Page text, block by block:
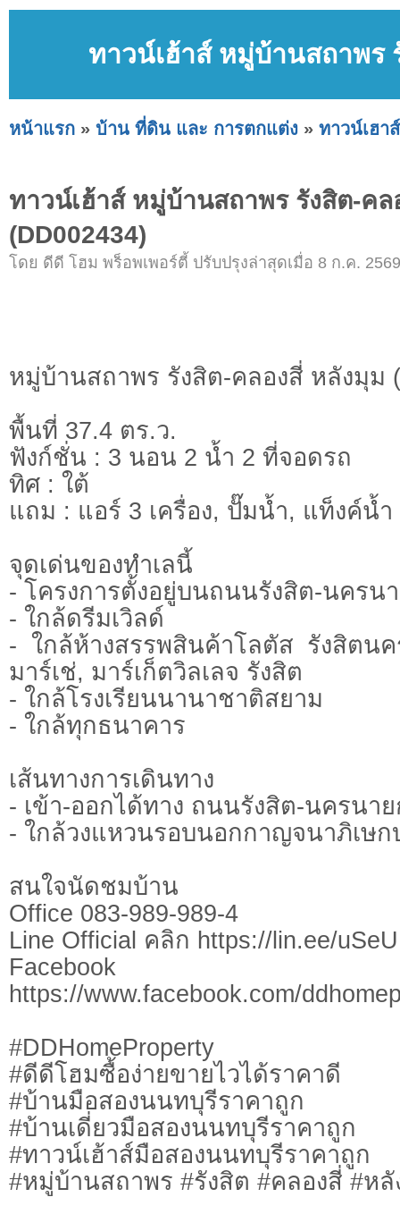
ทาวน์เฮ้าส์ หมู่บ้านสถาพร
หน้าแรก » บ้าน ที่ดิน และ การตกแต่ง » ทาวน์เฮาส์
ทาวน์เฮ้าส์ หมู่บ้านสถาพร รังสิต-ค
(DD002434)
โดย ดีดี โฮม พร็อพเพอร์ตี้ ปรับปรุงล่าสุดเมื่อ 8 ก.ค.
หมู่บ้านสถาพร รังสิต-คลองสี่ หลังมุม
พื้นที่ 37.4 ตร.ว.
ฟังก์ชั่น : 3 นอน 2 น้ำ 2 ที่จอดรถ
ทิศ : ใต้
แถม : แอร์ 3 เครื่อง, ปั๊มน้ำ, แท็งค์น้ำ
จุดเด่นของทำเลนี้
- โครงการตั้งอยู่บนถนนรังสิต-นครน
- ใกล้ดรีมเวิลด์
- ใกล้ห้างสรรพสินค้าโลตัส รังสิตน
มาร์เช่, มาร์เก็ตวิลเลจ รังสิต
- ใกล้โรงเรียนนานาชาติสยาม
- ใกล้ทุกธนาคาร
เส้นทางการเดินทาง
- เข้า-ออกได้ทาง ถนนรังสิต-นครนา
- ใกล้วงแหวนรอบนอกกาญจนาภิเษก
สนใจนัดชมบ้าน
Office 083-989-989-4
Line Official คลิก https://lin.ee/
Facebook
https://www.facebook.com/
#DDHomeProperty
#ดีดีโฮมซื้อง่ายขายไวได้ราคาดี
#บ้านมือสองนนทบุรีราคาถูก
#บ้านเดี่ยวมือสองนนทบุรีราคาถูก
#ทาวน์เฮ้าส์มือสองนนทบุรีราคาถูก
#หมู่บ้านสถาพร #รังสิต #คลองสี่ #ห